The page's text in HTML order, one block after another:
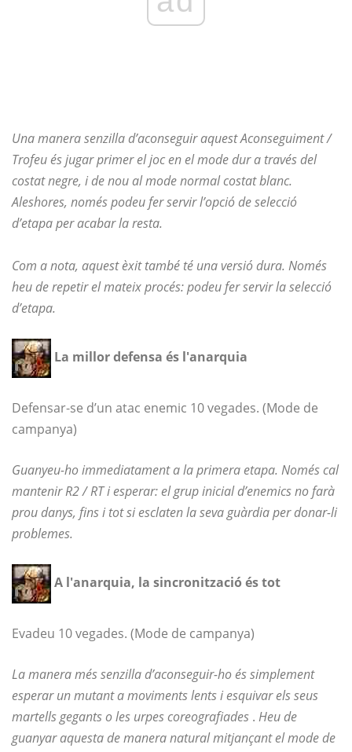
Una manera senzilla d’aconseguir aquest Aconseguiment /
Trofeu és jugar primer el joc en el mode dur a través del
costat negre, i de nou al mode normal costat blanc.
Aleshores, només podeu fer servir l’opció de selecció
d’etapa per acabar la resta.
Com a nota, aquest èxit també té una versió dura. Només
heu de repetir el mateix procés: podeu fer servir la selecció
d’etapa.
La millor defensa és l'anarquia
Defensar-se d’un atac enemic 10 vegades. (Mode de
campanya)
Guanyeu-ho immediatament a la primera etapa. Només cal
mantenir R2 / RT i esperar: el grup inicial d’enemics no farà
prou danys, fins i tot si esclaten la seva guàrdia per donar-li
problemes.
A l'anarquia, la sincronització és tot
Evadeu 10 vegades. (Mode de campanya)
La manera més senzilla d’aconseguir-ho és simplement
esperar un mutant a moviments lents i esquivar els seus
martells gegants o les urpes coreografiades . Heu de
guanyar aquesta de manera natural mitjançant el mode de